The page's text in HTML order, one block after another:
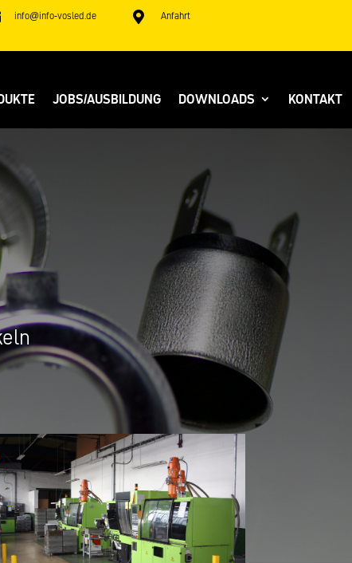
info@info-vosled.de  Anfahrt
JOBS/AUSBILDUNG DOWNLOADS KONTAKT